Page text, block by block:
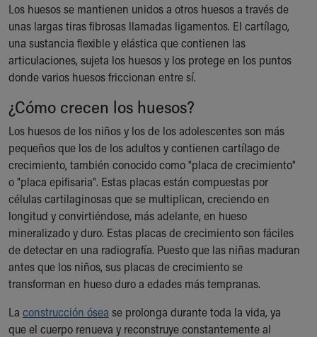
Inside Children's Blog
KidsHealth Topics
Family Library
Educational Resources
Injury Prevention
Symptom Checker
Skip to main content
Los huesos se mantienen unidos a otros huesos a través de
unas largas tiras fibrosas llamadas ligamentos. El cartílago,
una sustancia flexible y elástica que contienen las
articulaciones, sujeta los huesos y los protege en los puntos
donde varios huesos friccionan entre sí.
¿Cómo crecen los huesos?
Los huesos de los niños y los de los adolescentes son más
pequeños que los de los adultos y contienen cartílago de
crecimiento, también conocido como "placa de crecimiento"
o "placa epifisaria". Estas placas están compuestas por
células cartilaginosas que se multiplican, creciendo en
longitud y convirtiéndose, más adelante, en hueso
mineralizado y duro. Estas placas de crecimiento son fáciles
de detectar en una radiografía. Puesto que las niñas maduran
antes que los niños, sus placas de crecimiento se
transforman en hueso duro a edades más tempranas.
La construcción ósea se prolonga durante toda la vida, ya
que el cuerpo renueva y reconstruye constantemente al